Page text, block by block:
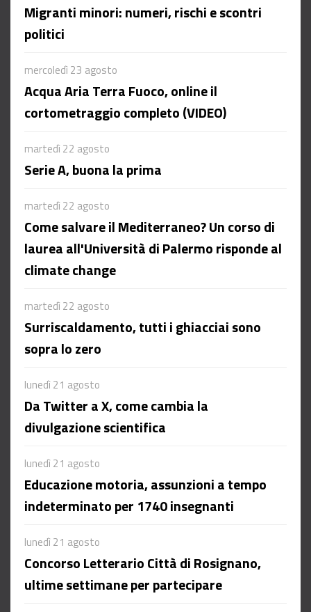
Migranti minori: numeri, rischi e scontri
politici
mercoledì 23 agosto
Acqua Aria Terra Fuoco, online il
cortometraggio completo (VIDEO)
martedì 22 agosto
Serie A, buona la prima
martedì 22 agosto
Come salvare il Mediterraneo? Un corso di
laurea all'Università di Palermo risponde al
climate change
martedì 22 agosto
Surriscaldamento, tutti i ghiacciai sono
sopra lo zero
lunedì 21 agosto
Da Twitter a X, come cambia la
divulgazione scientifica
lunedì 21 agosto
Educazione motoria, assunzioni a tempo
indeterminato per 1740 insegnanti
lunedì 21 agosto
Concorso Letterario Città di Rosignano,
ultime settimane per partecipare